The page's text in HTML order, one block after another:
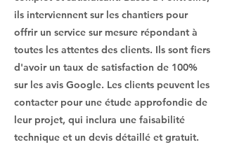
ils interviennent sur les chantiers pour
offrir un service sur mesure répondant à
toutes les attentes des clients. Ils sont fiers
d'avoir un taux de satisfaction de 100%
sur les avis Google. Les clients peuvent les
contacter pour une étude approfondie de
leur projet, qui inclura une faisabilité
technique et un devis détaillé et gratuit.